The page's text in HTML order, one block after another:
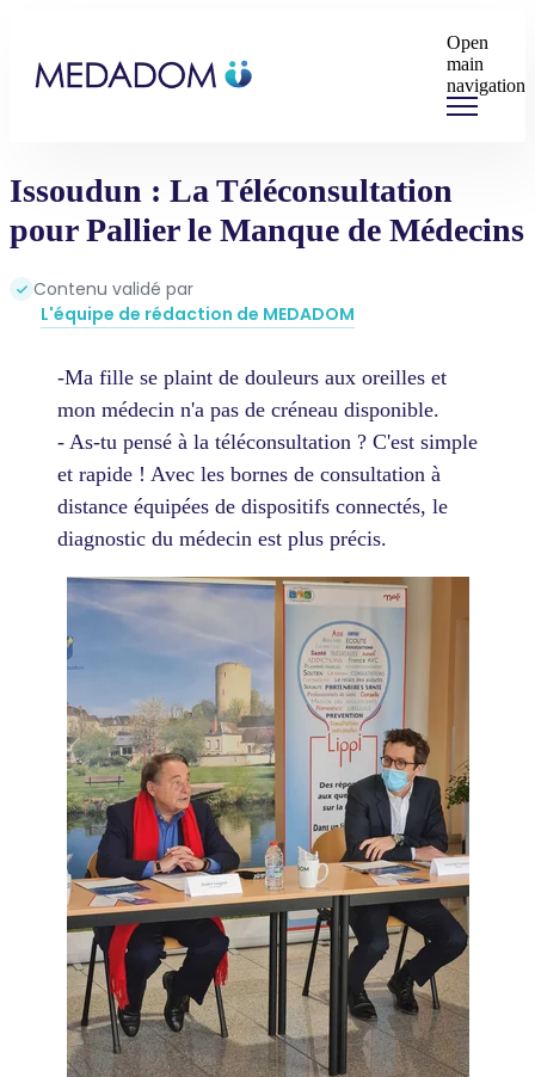
Open
main
navigation
Issoudun : La Téléconsultation
pour Pallier le Manque de Médecins
Contenu validé par
L'équipe de rédaction de MEDADOM
-Ma fille se plaint de douleurs aux oreilles et
mon médecin n'a pas de créneau disponible.
- As-tu pensé à la téléconsultation ? C'est simple
et rapide ! Avec les bornes de consultation à
distance équipées de dispositifs connectés, le
diagnostic du médecin est plus précis.